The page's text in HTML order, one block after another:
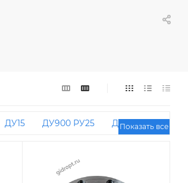
ДУ15 ДУ900 РУ25
ДУ125
Показать все